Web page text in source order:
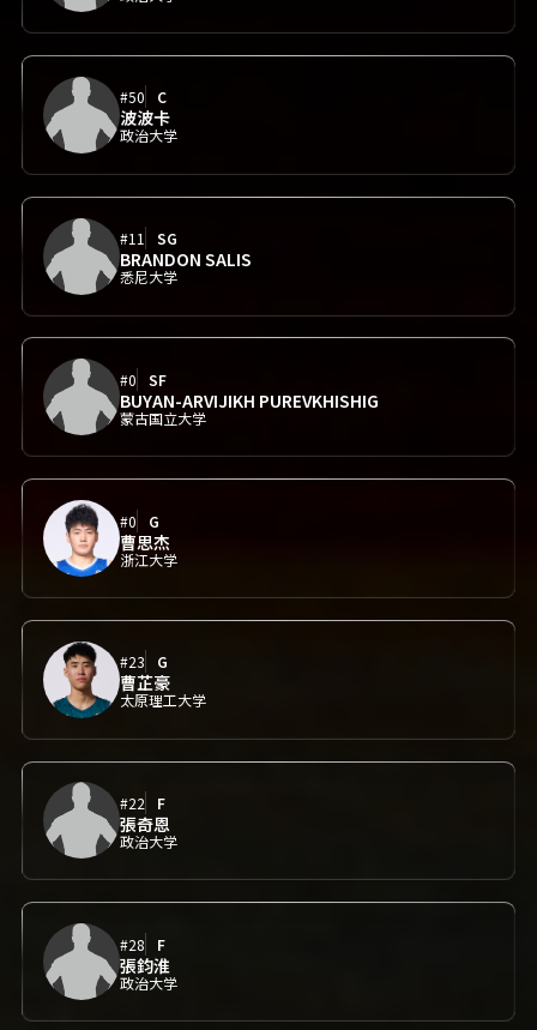
#50 C
波波卡
政治大学
#11 SG
BRANDON SALIS
悉尼大学
#0 SF
BUYAN-ARVIJIKH PUREVKHISHIG
蒙古国立大学
#0 G
曹思杰
浙江大学
#23 G
曹芷豪
太原理工大学
#22 F
張奇恩
政治大学
#28 F
張鈞淮
政治大学